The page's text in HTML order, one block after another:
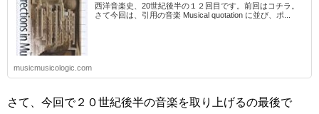
西洋音楽史、20世紀後半の１２回目です。前回はコチラ。
さて今回は、引用の音楽 Musical quotation に並び、ポ...
musicmusicologic.com
さて、今回で２０世紀後半の音楽を取り上げるの最後で